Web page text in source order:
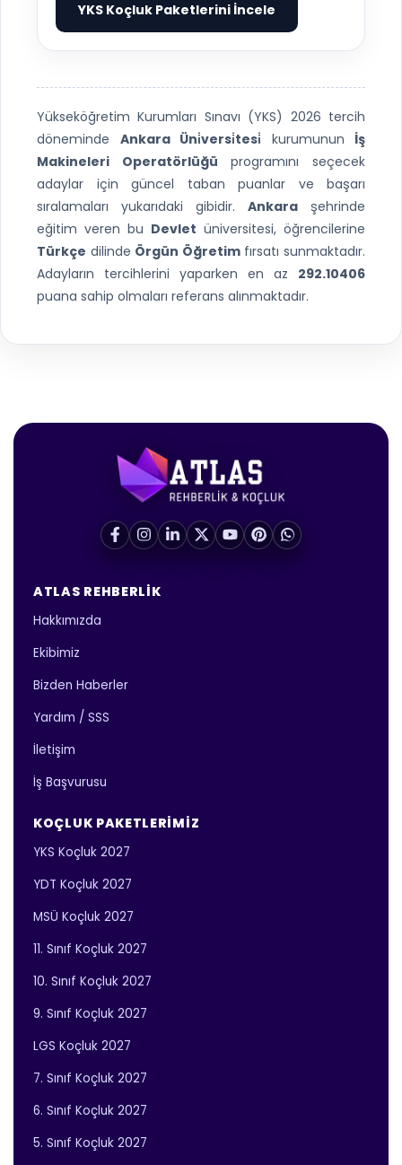
YKS Koçluk Paketlerini İncele
▶
Yükseköğretim Kurumları Sınavı (YKS) 2026 tercih
döneminde Ankara Üni̇versi̇tesi̇ kurumunun İş
Makineleri Operatörlüğü programını seçecek
adaylar için güncel taban puanlar ve başarı
sıralamaları yukarıdaki gibidir. Ankara şehrinde
eğitim veren bu Devlet üniversitesi, öğrencilerine
Türkçe dilinde Örgün Öğretimfırsatı sunmaktadır.
Adayların tercihlerini yaparken en az 292.10406
puana sahip olmaları referans alınmaktadır.
ATLAS REHBERLIK
Hakkımızda
Ekibimiz
Bizden Haberler
Yardım / SSS
İletişim
İş Başvurusu
KOÇLUK PAKETLERIMIZ
YKS Koçluk 2027
YDT Koçluk 2027
MSÜ Koçluk 2027
11. Sınıf Koçluk 2027
10. Sınıf Koçluk 2027
9. Sınıf Koçluk 2027
LGS Koçluk 2027
7. Sınıf Koçluk 2027
6. Sınıf Koçluk 2027
5. Sınıf Koçluk 2027